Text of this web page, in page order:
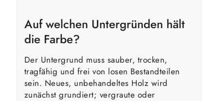
Auf welchen Untergründen hält
die Farbe?
Der Untergrund muss sauber, trocken,
tragfähig und frei von losen Bestandteilen
sein. Neues, unbehandeltes Holz wird
zunächst grundiert; vergraute oder